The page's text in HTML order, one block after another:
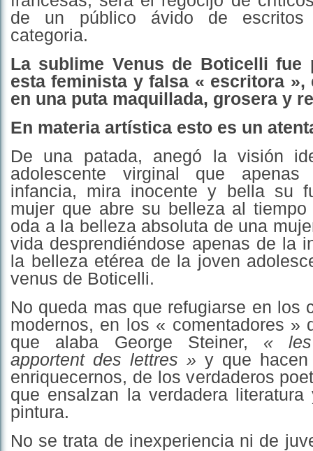
de un público ávido de
categoria.
La sublime Venus de Boticelli fue
esta feminista y falsa « escritora »,
en una puta maquillada, grosera y
En materia artística esto es un
De una patada, anegó la visión
adolescente virginal que
infancia, mira inocente y bella su
mujer que abre su belleza al
oda a la belleza absoluta de una
vida desprendiéndose apenas de la
la belleza etérea de la joven
venus de Boticelli.
No queda mas que refugiarse en los
modernos, en los « comentadores »
que alaba George Steiner, «
apportent des lettres » y que
enriquecernos, de los verdaderos
que ensalzan la verdadera
pintura.
No se trata de inexperiencia ni de